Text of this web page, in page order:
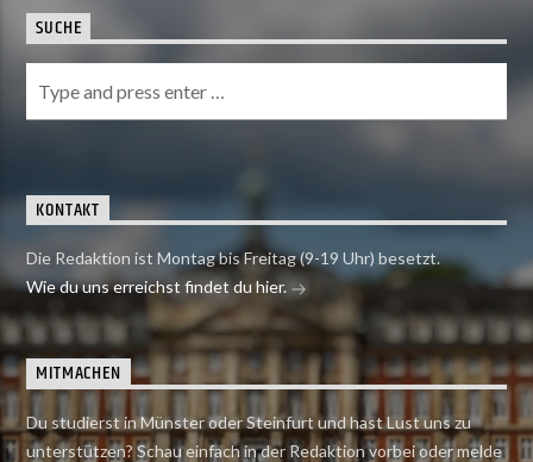
SUCHE
KONTAKT
Die Redaktion ist Montag bis Freitag (9-19 Uhr) besetzt.
Wie du uns erreichst findet du hier.
MITMACHEN
Du studierst in Münster oder Steinfurt und hast Lust uns zu
unterstützen? Schau einfach in der Redaktion vorbei oder melde